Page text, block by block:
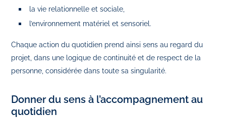
la vie relationnelle et sociale,
l’environnement matériel et sensoriel.
Chaque action du quotidien prend ainsi sens au regard du
projet, dans une logique de continuité et de respect de la
personne, considérée dans toute sa singularité.
Donner du sens à l’accompagnement au
quotidien